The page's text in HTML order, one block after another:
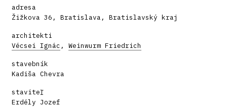
adresa
Žižkova 36, Bratislava, Bratislavský kraj
architekti
Vécsei Ignác , Weinwurm Friedrich
stavebník
Kadiša Chevra
staviteľ
Erdély Jozef